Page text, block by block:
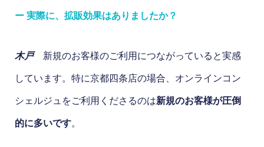
ー 実際に、拡販効果はありましたか？
木戸 新規のお客様のご利用につながっていると実感
しています。特に京都四条店の場合、オンラインコン
シェルジュをご利用くださるのは新規のお客様が圧倒
的に多いです。